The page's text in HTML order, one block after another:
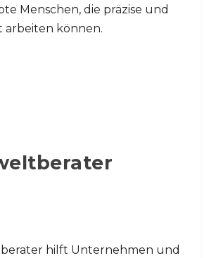
Menschen, die präzise und
arbeiten können.
hilft Unternehmen und